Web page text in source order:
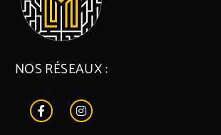
NOS RÉSEAUX :
a
c
e
n
s
t